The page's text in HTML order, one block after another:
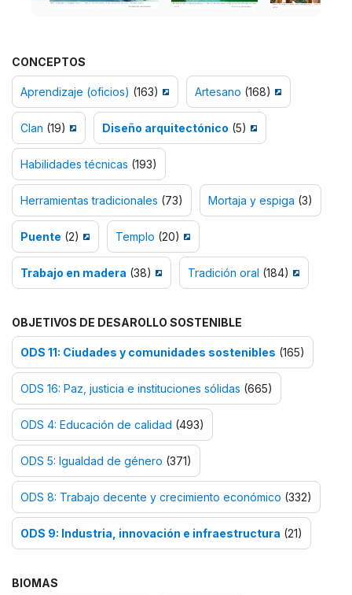
CONCEPTOS
Aprendizaje (oficios) (163) Artesano (168)
Clan (19) Diseño arquitectónico (5)
Habilidades técnicas (193)
Herramientas tradicionales (73) Mortaja y espiga (3)
Puente (2) Templo (20)
Trabajo en madera (38) Tradición oral (184)
OBJETIVOS DE DESAROLLO SOSTENIBLE
ODS 11: Ciudades y comunidades sostenibles (165)
ODS 16: Paz, justicia e instituciones sólidas (665)
ODS 4: Educación de calidad (493)
ODS 5: Igualdad de género (371)
ODS 8: Trabajo decente y crecimiento económico (332)
ODS 9: Industria, innovación e infraestructura (21)
BIOMAS